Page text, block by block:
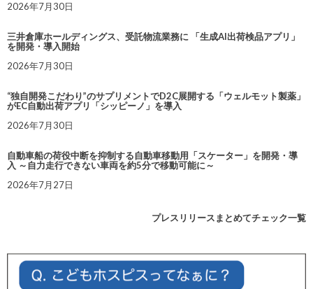
2026年7月30日
三井倉庫ホールディングス、受託物流業務に 「生成AI出荷検品アプリ」
を開発・導入開始
2026年7月30日
“独自開発こだわり”のサプリメントでD2C展開する「ウェルモット製薬」
がEC自動出荷アプリ「シッピーノ」を導入
2026年7月30日
自動車船の荷役中断を抑制する自動車移動用「スケーター」を開発・導
入 ～自力走行できない車両を約5分で移動可能に～
2026年7月27日
プレスリリースまとめてチェック一覧